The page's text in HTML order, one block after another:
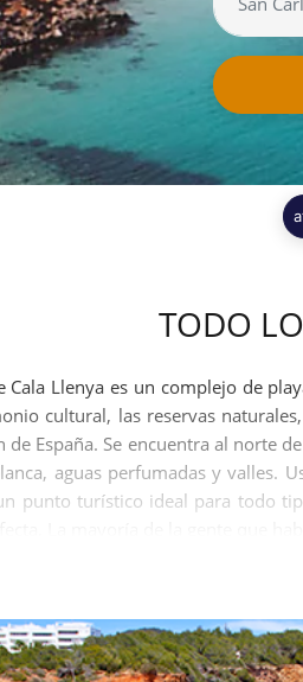
TODO
Cala Llenya es un complejo de
cultural, las reservas
de España. Se encuentra al norte
aguas perfumadas y valles.
punto turístico ideal para todo